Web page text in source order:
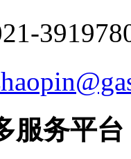
服务平台